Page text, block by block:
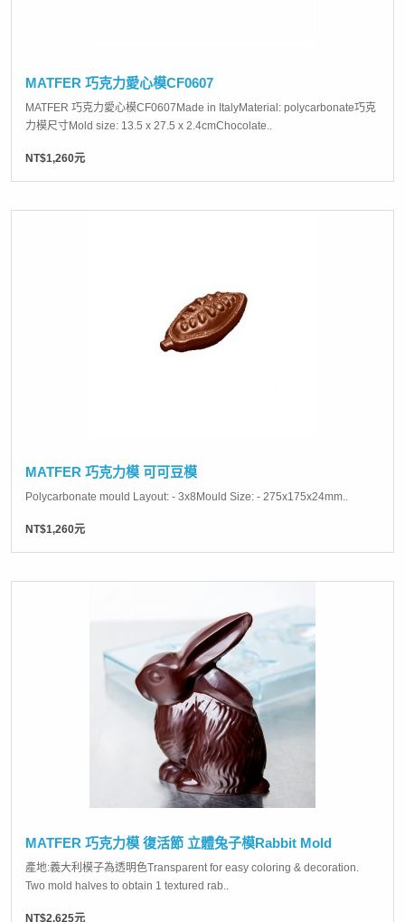
MATFER 巧克力愛心模CF0607
MATFER 巧克力愛心模CF0607Made in ItalyMaterial: polycarbonate巧克
力模尺寸Mold size: 13.5 x 27.5 x 2.4cmChocolate..
NT$1,260元
MATFER 巧克力模 可可豆模
Polycarbonate mould Layout: - 3x8Mould Size: - 275x175x24mm..
NT$1,260元
MATFER 巧克力模 復活節 立體兔子模Rabbit Mold
產地:義大利模子為透明色Transparent for easy coloring & decoration.
Two mold halves to obtain 1 textured rab..
NT$2,625元